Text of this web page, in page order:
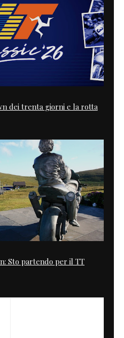
dei trenta giorni e la rotta
Sto partendo per il TT